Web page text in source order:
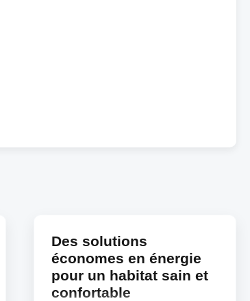
Des solutions
économes en énergie
pour un habitat sain et
confortable